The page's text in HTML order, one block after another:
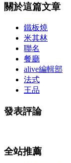
關於這篇文章
鐵板燒
米其林
聯名
餐廳
alive編輯部
法式
王品
發表評論
全站推薦